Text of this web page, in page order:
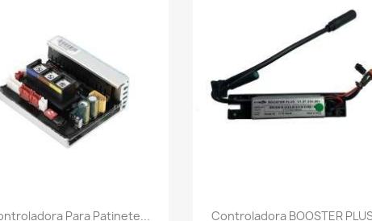
Vista rápida
Para Patinete... Vista rápida
Controladora BOOSTER